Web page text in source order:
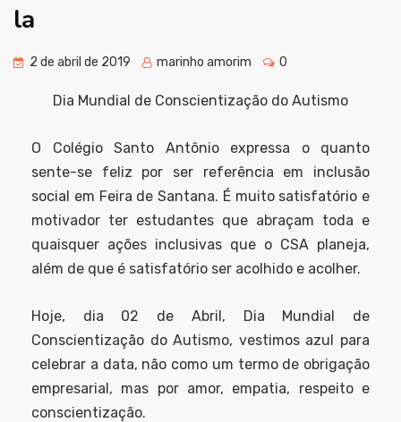
la
2 de abril de 2019 marinho amorim 0
Dia Mundial de Conscientização do Autismo
O Colégio Santo Antônio expressa o quanto
sente-se feliz por ser referência em inclusão
social em Feira de Santana. É muito satisfatório e
motivador ter estudantes que abraçam toda e
quaisquer ações inclusivas que o CSA planeja,
além de que é satisfatório ser acolhido e acolher.
Hoje, dia 02 de Abril, Dia Mundial de
Conscientização do Autismo, vestimos azul para
celebrar a data, não como um termo de obrigação
empresarial, mas por amor, empatia, respeito e
conscientização.